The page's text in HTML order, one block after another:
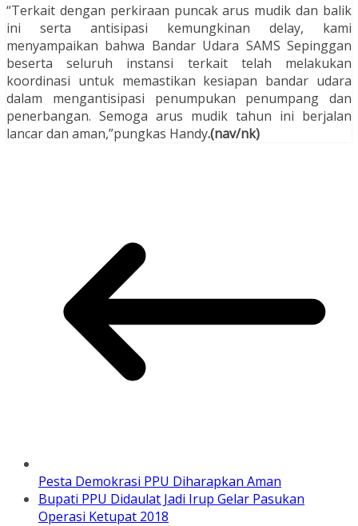
“Terkait dengan perkiraan puncak arus mudik dan balik
ini serta antisipasi kemungkinan delay, kami
menyampaikan bahwa Bandar Udara SAMS Sepinggan
beserta seluruh instansi terkait telah melakukan
koordinasi untuk memastikan kesiapan bandar udara
dalam mengantisipasi penumpukan penumpang dan
penerbangan. Semoga arus mudik tahun ini berjalan
lancar dan aman,”pungkas Handy.(nav/nk)
Pesta Demokrasi PPU Diharapkan Aman
Bupati PPU Didaulat Jadi Irup Gelar Pasukan
Operasi Ketupat 2018